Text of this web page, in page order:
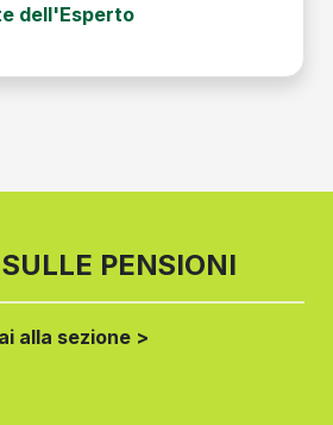
dell'Esperto
PENSIONI
alla sezione >